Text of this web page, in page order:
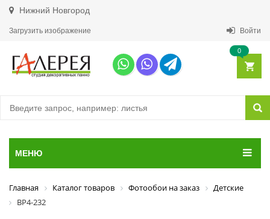
Нижний Новгород
Загрузить изображение Войти
0
МЕНЮ
Главная Каталог товаров Фотообои на заказ
Детские
ВР4-232